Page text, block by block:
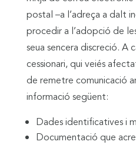
postal –a l’adreça a dalt
procedir a l’adopció de
seua sencera discreció. A
cessionari, qui veiés
de remetre comunicació
informació següent:
Dades identificatives i
Documentació que